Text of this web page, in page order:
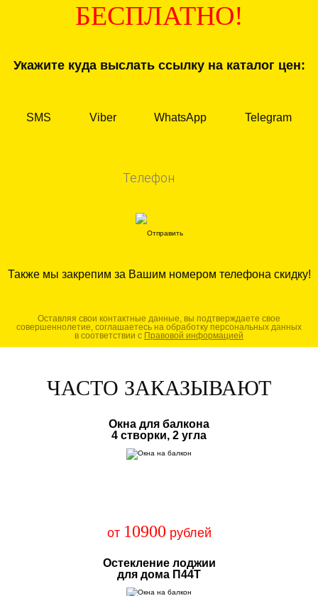
БЕСПЛАТНО!
Укажите куда выслать ссылку на каталог цен:
SMS Viber WhatsApp Telegram
Также мы закрепим за Вашим номером телефона скидку!
Оставляя свои контактные данные, вы подтверждаете свое
совершеннолетие, соглашаетесь на обработку персональных данных
в соответствии с Правовой информацией
ЧАСТО ЗАКАЗЫВАЮТ
Окна для балкона
4 створки, 2 угла
от 10900 рублей
Остекление лоджии
для дома П44Т